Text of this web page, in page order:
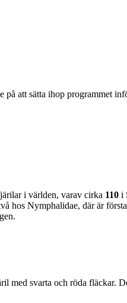
att sätta ihop programmet
i världen, varav cirka 110 i
hos Nymphalidae, där är
svarta och röda fläckar.